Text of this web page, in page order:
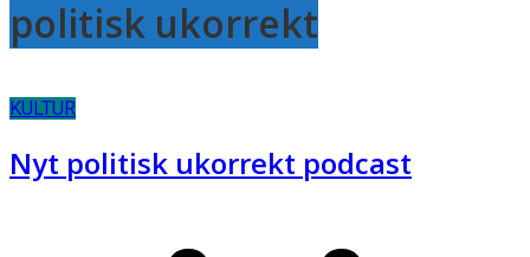
politisk ukorrekt
KULTUR
Nyt politisk ukorrekt podcast